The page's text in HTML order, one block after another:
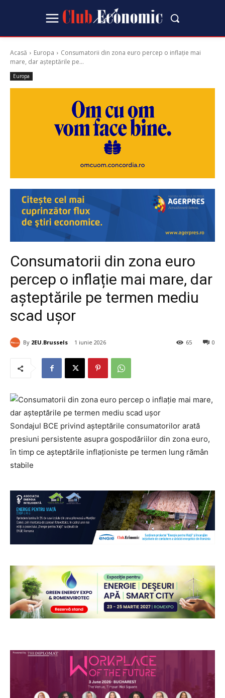
Acasă Europa
Consumatorii din zona euro percep o inflație mai
mare, dar așteptările pe...
Europa
Consumatorii din zona euro
percep o inflație mai mare, dar
așteptările pe termen mediu
scad ușor
By 2EU.Brussels 1 iunie 2026 0
65
Sondajul BCE privind așteptările consumatorilor arată
presiuni persistente asupra gospodăriilor din zona euro,
în timp ce așteptările inflaționiste pe termen lung rămân
stabile